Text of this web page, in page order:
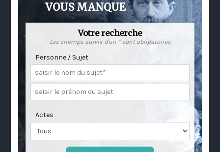
VOUS MANQUE
Votre recherche
Les champs suivis d'un * sont obligatoires
Personne / Sujet
Actes